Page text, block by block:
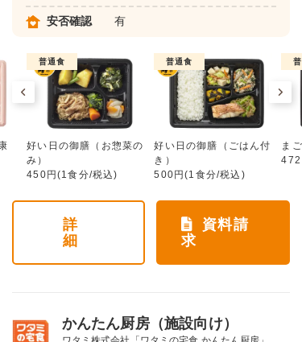
安否確認 有
普通食
好い日の御膳（お惣菜の
み）
450円(1食分/税込)
普通食
好い日の御膳（ごはん付
き）
500円(1食分/税込)
ま
詳
細
資料請
求
かんたん厨房（施設向け）